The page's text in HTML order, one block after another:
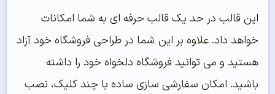
این قالب در حد یک قالب حرفه ای به شما امکانات
خواهد داد. علاوه بر این شما در طراحی فروشگاه خود آزاد
هستید و می توانید فروشگاه دلخواه خود را داشته
باشید. امکان سفارشی سازی ساده با چند کلیک، نصب